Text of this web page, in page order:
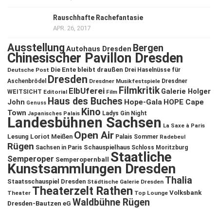
Rauschhafte Rachefantasie
APR. 26, 2017
Ausstellung Autohaus Dresden Bergen
Chinesischer Pavillon Dresden
Deutsche Post Die Ente bleibt draußen Drei Haselnüsse für
Aschenbrödel
Dresden Dresdner Musikfestspiele Dresdner
WEITSICHT Editorial ElbUferei Film Filmkritik Galerie Holger
John Genuss Haus des Buches Hope-Gala HOPE Cape
Town Japanisches Palais Kino Ladys Gin Night
Landesbühnen Sachsen La Saxe à Paris
Lesung Loriot Meißen Open Air Palais Sommer Radebeul
Rügen Sachsen in Paris Schauspielhaus Schloss Moritzburg
Semperoper Semperopernball Staatliche
Kunstsammlungen Dresden
Staatsschauspiel Dresden Städtische Galerie Dresden Thalia
Theater Theaterzelt Rathen Top Lounge Volksbank
Dresden-Bautzen eG Waldbühne Rügen